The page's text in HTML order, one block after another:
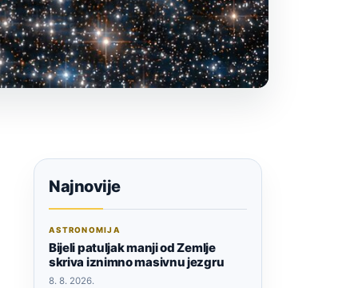
Najnovije
ASTRONOMIJA
Bijeli patuljak manji od Zemlje
skriva iznimno masivnu jezgru
8. 8. 2026.